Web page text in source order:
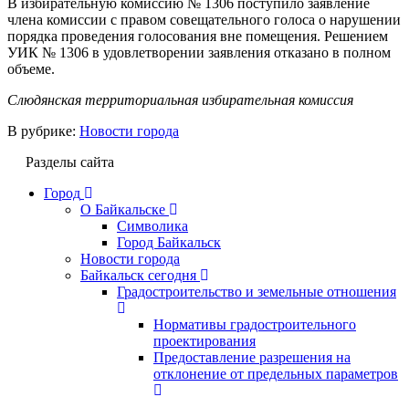
члена комиссии с правом совещательного голоса о нарушении
порядка проведения голосования вне помещения. Решением
УИК № 1306 в удовлетворении заявления отказано в полном
объеме.
Слюдянская территориальная избирательная комиссия
В рубрике: Новости города
Разделы сайта
Город
О Байкальске
Символика
Город Байкальск
Новости города
Байкальск сегодня
Градостроительство и земельные отношения
Нормативы градостроительного
проектирования
Предоставление разрешения на
отклонение от предельных параметров